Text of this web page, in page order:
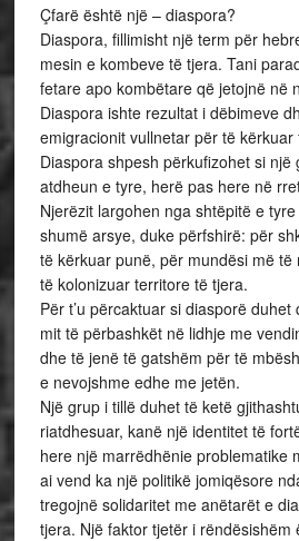
Çfarë është një – diaspora?
Diaspora, fillimisht një term për
mesin e kombeve të tjera. Tani
fetare apo kombëtare që jetojnë në
Diaspora ishte rezultat i dëbimeve
emigracionit vullnetar për të
Diaspora shpesh përkufizohet si
atdheun e tyre, herë pas here në
Njerëzit largohen nga shtëpitë e
shumë arsye, duke përfshirë: për
të kërkuar punë, për mundësi më
të kolonizuar territore të tjera.
Për t’u përcaktuar si diasporë
mit të përbashkët në lidhje me
dhe të jenë të gatshëm për të
e nevojshme edhe me jetën.
Një grup i tillë duhet të ketë
riatdhesuar, kanë një identitet të
here një marrëdhënie problematike
ai vend ka një politikë jomiqësore
tregojnë solidaritet me anëtarët e
tjera. Një faktor tjetër i rëndësishëm